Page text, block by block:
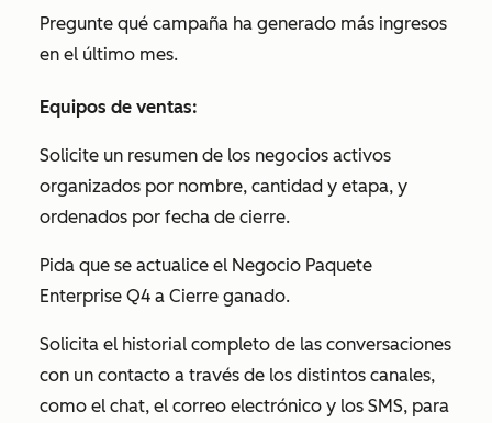
Pregunte qué campaña ha generado más ingresos
en el último mes.
Equipos de ventas:
Solicite un resumen de los negocios activos
organizados por nombre, cantidad y etapa, y
ordenados por fecha de cierre.
Pida que se actualice el Negocio Paquete
Enterprise Q4 a Cierre ganado.
Solicita el historial completo de las conversaciones
con un contacto a través de los distintos canales,
como el chat, el correo electrónico y los SMS, para